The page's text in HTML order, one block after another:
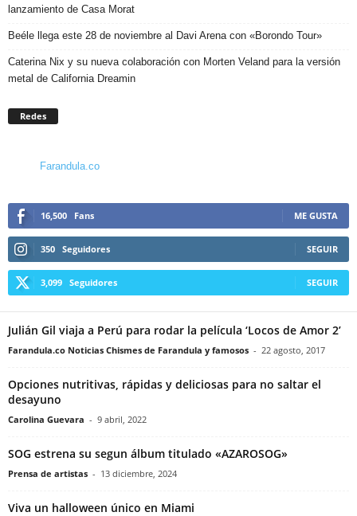
lanzamiento de Casa Morat
Beéle llega este 28 de noviembre al Davi Arena con «Borondo Tour»
Caterina Nix y su nueva colaboración con Morten Veland para la versión
metal de California Dreamin
Redes
Farandula.co
16,500 Fans ME GUSTA
350 Seguidores SEGUIR
3,099 Seguidores SEGUIR
Julián Gil viaja a Perú para rodar la película ‘Locos de Amor 2’
Farandula.co Noticias Chismes de Farandula y famosos - 22 agosto, 2017
Opciones nutritivas, rápidas y deliciosas para no saltar el
desayuno
Carolina Guevara - 9 abril, 2022
SOG estrena su segun álbum titulado «AZAROSOG»
Prensa de artistas - 13 diciembre, 2024
Viva un halloween único en Miami